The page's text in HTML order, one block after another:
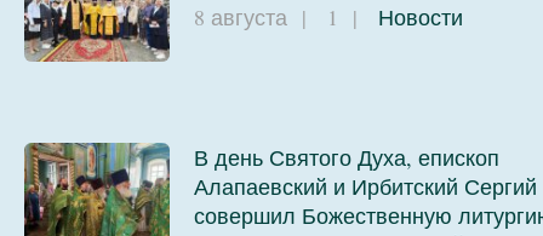
8 августа | 1 | Новости
В день Святого Духа, епископ
Алапаевский и Ирбитский Сергий
совершил Божественную